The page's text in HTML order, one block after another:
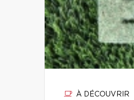
À DÉCOUVRIR